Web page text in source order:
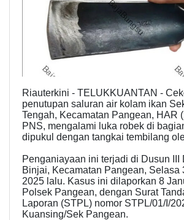
Riauterkini - TELUKKUANTAN -
penutupan saluran air kolam ikan
Tengah, Kecamatan Pangean, HAR
PNS, mengalami luka robek di
dipukul dengan tangkai tembilang
Penganiayaan ini terjadi di Dusun III
Binjai, Kecamatan Pangean, Selasa
2025 lalu. Kasus ini dilaporkan 8
Polsek Pangean, dengan Surat
Laporan (STPL) nomor STPL/01/I/
Kuansing/Sek Pangean.